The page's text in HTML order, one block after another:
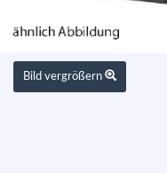
Bild vergrößern